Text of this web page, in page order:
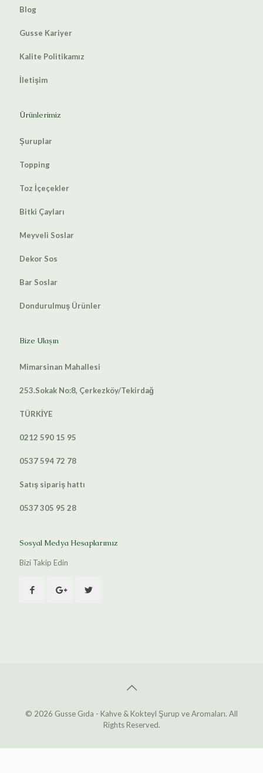
Blog
Gusse Kariyer
Kalite Politikamız
İletişim
Ürünlerimiz
Şuruplar
Topping
Toz İçeçekler
Bitki Çayları
Meyveli Soslar
Dekor Sos
Bar Soslar
Dondurulmuş Ürünler
Bize Ulaşın
Mimarsinan Mahallesi
253.Sokak No:8, Çerkezköy/Tekirdağ
TÜRKİYE
0212 590 15 95
0537 594 72 78
Satış sipariş hattı
0537 305 95 28
Sosyal Medya Hesaplarımız
Bizi Takip Edin
© 2026 Gusse Gıda - Kahve & Kokteyl Şurup ve Aromaları. All
Rights Reserved.